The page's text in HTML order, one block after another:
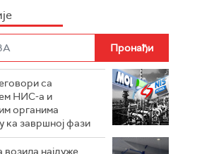
са
НИС-а и
органима
ка завршној фази
возила најдуже